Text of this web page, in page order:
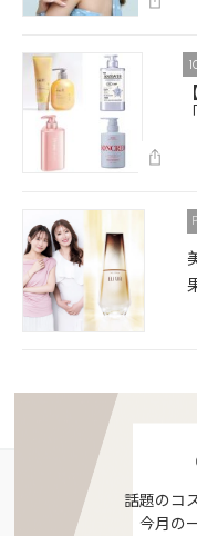
話題のコ
今月の